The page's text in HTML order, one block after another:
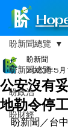
文章
盼新聞總覽
盼政治
盼財經
盼新聞總覽
公安沒有
地勒令停
盼新聞
2023年5月
盼新聞／台